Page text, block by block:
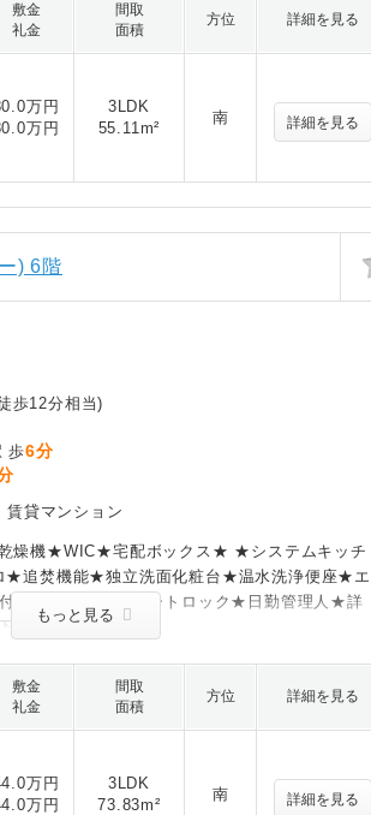
敷金
礼金
間取
面積
方位 詳細を見る
万円
万円
3LDK
55.11m²
南 詳細を見る
) 6階
歩12分相当)
歩6分
賃貸マンション
燥機★WIC★宅配ボックス★ ★システムキッチ
★追焚機能★独立洗面化粧台★温水洗浄便座★エ
インターホン★オートロック★日勤管理人★詳
さい！★
もっと見る
敷金
礼金
間取
面積
方位 詳細を見る
万円
万円
3LDK
73.83m²
南 詳細を見る